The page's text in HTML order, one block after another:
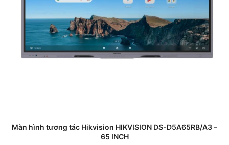
Màn hình tương tác Hikvision HIKVISION DS-D5A65RB/A3 –
65 INCH